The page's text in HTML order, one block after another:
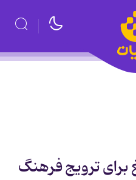
مبلغ برای ترویج فرهنگ